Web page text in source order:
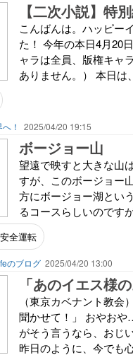
【二次小説】特
こんばんは。ハッピー
た！ 今年の本日4月20
ャラは全員、版権キャ
ありません。） 本日は
！ 2025/04/20 19:15
ボージョー山
望遠で映すと大きな山
すが、このボージョー
方にボージョー湖とい
るコースらしいのです
安全運転
のブログ 2025/04/20 13:00
（東京カベナント教
聞かせて！」 おやお
がそう言うなら、おじ
昨日のように、今でも